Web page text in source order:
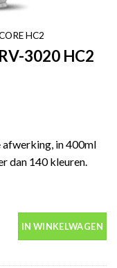
HC2
3020 HC2
in 400ml
dan 140 kleuren.
IN WINKELWAGEN